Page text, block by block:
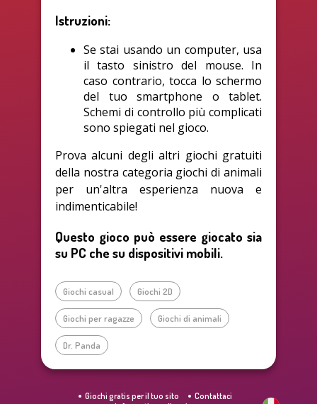
Istruzioni:
Se stai usando un computer, usa
il tasto sinistro del mouse. In
caso contrario, tocca lo schermo
del tuo smartphone o tablet.
Schemi di controllo più complicati
sono spiegati nel gioco.
Prova alcuni degli altri giochi gratuiti
della nostra categoria giochi di animali
per un'altra esperienza nuova e
indimenticabile!
Questo gioco può essere giocato sia
su PC che su dispositivi mobili.
Giochi casual Giochi 2D
Giochi per ragazze Giochi di animali
Dr. Panda
Giochi gratis per il tuo sito
Contattaci